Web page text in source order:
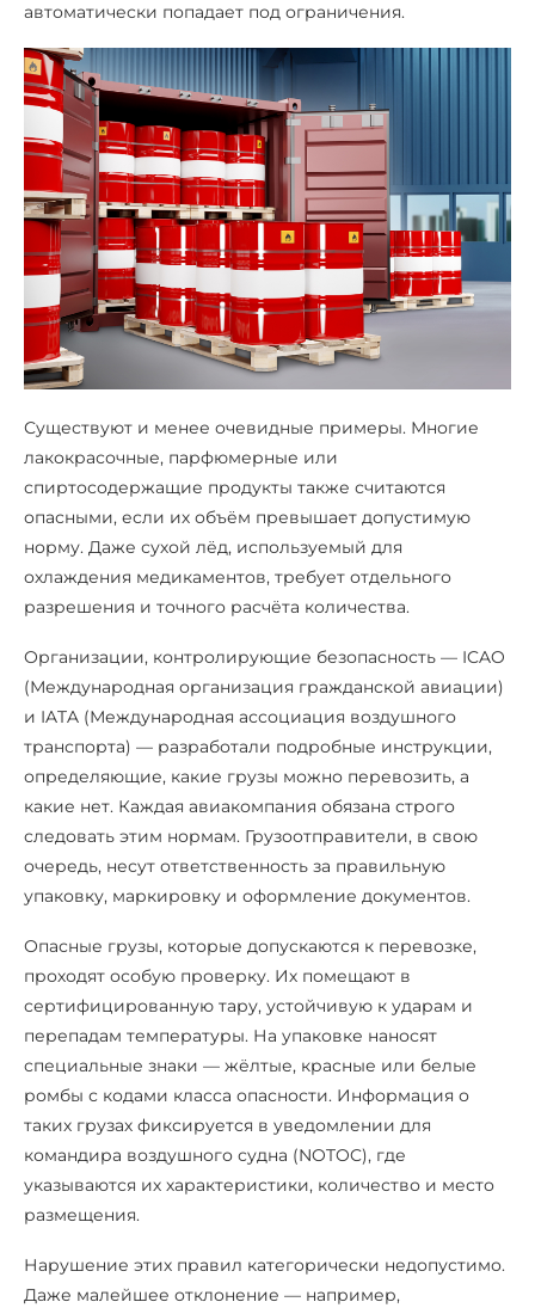
автоматически попадает под ограничения.
Существуют и менее очевидные примеры. Многие
лакокрасочные, парфюмерные или
спиртосодержащие продукты также считаются
опасными, если их объём превышает допустимую
норму. Даже сухой лёд, используемый для
охлаждения медикаментов, требует отдельного
разрешения и точного расчёта количества.
Организации, контролирующие безопасность — ICAO
(Международная организация гражданской авиации)
и IATA (Международная ассоциация воздушного
транспорта) — разработали подробные инструкции,
определяющие, какие грузы можно перевозить, а
какие нет. Каждая авиакомпания обязана строго
следовать этим нормам. Грузоотправители, в свою
очередь, несут ответственность за правильную
упаковку, маркировку и оформление документов.
Опасные грузы, которые допускаются к перевозке,
проходят особую проверку. Их помещают в
сертифицированную тару, устойчивую к ударам и
перепадам температуры. На упаковке наносят
специальные знаки — жёлтые, красные или белые
ромбы с кодами класса опасности. Информация о
таких грузах фиксируется в уведомлении для
командира воздушного судна (NOTOC), где
указываются их характеристики, количество и место
размещения.
Нарушение этих правил категорически недопустимо.
Даже малейшее отклонение — например,